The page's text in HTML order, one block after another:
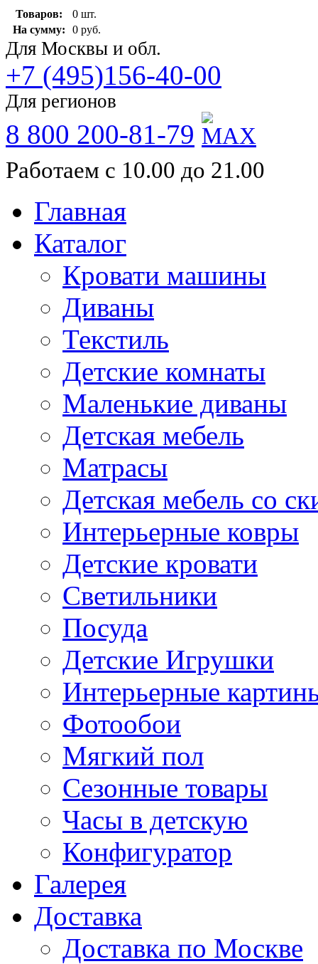
Товаров:
0 шт.
На сумму:
0 руб.
Для Москвы и обл.
+7 (495)156-40-00
Для регионов
8 800 200-81-79
Работаем с 10.00 до 21.00
Главная
Каталог
Кровати машины
Диваны
Текстиль
Детские комнаты
Маленькие диваны
Детская мебель
Матрасы
Детская мебель со
Интерьерные ковры
Детские кровати
Светильники
Посуда
Детские Игрушки
Интерьерные
Фотообои
Мягкий пол
Сезонные товары
Часы в детскую
Конфигуратор
Галерея
Доставка
Доставка по Москве